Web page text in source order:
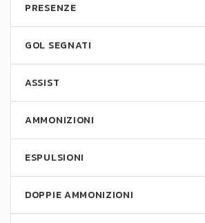
PRESENZE
GOL SEGNATI
ASSIST
AMMONIZIONI
ESPULSIONI
DOPPIE AMMONIZIONI